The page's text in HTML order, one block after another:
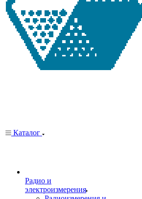
Каталог
Радио и
электроизмерения